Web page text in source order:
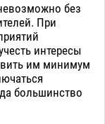
без
При
интересы
им минимум
большинство